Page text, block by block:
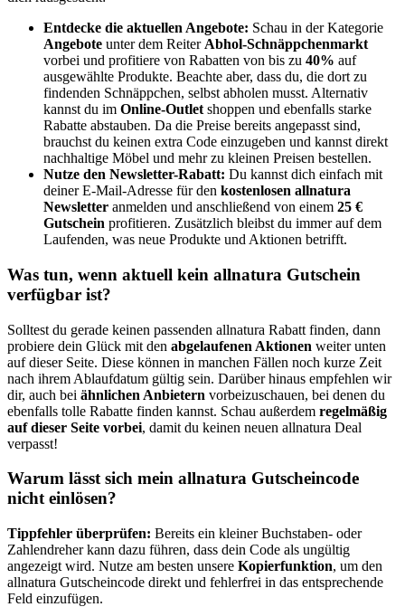
Entdecke die aktuellen Angebote: Schau in der Kategorie
Angebote unter dem Reiter Abhol-Schnäppchenmarkt
vorbei und profitiere von Rabatten von bis zu 40% auf
ausgewählte Produkte. Beachte aber, dass du, die dort zu
findenden Schnäppchen, selbst abholen musst. Alternativ
kannst du im Online-Outlet shoppen und ebenfalls starke
Rabatte abstauben. Da die Preise bereits angepasst sind,
brauchst du keinen extra Code einzugeben und kannst direkt
nachhaltige Möbel und mehr zu kleinen Preisen bestellen.
Nutze den Newsletter-Rabatt: Du kannst dich einfach mit
deiner E-Mail-Adresse für den kostenlosen allnatura
Newsletter anmelden und anschließend von einem 25 €
Gutschein profitieren. Zusätzlich bleibst du immer auf dem
Laufenden, was neue Produkte und Aktionen betrifft.
Was tun, wenn aktuell kein allnatura Gutschein
verfügbar ist?
Solltest du gerade keinen passenden allnatura Rabatt finden, dann
probiere dein Glück mit den abgelaufenen Aktionen weiter unten
auf dieser Seite. Diese können in manchen Fällen noch kurze Zeit
nach ihrem Ablaufdatum gültig sein. Darüber hinaus empfehlen wir
dir, auch bei ähnlichen Anbietern vorbeizuschauen, bei denen du
ebenfalls tolle Rabatte finden kannst. Schau außerdem regelmäßig
auf dieser Seite vorbei, damit du keinen neuen allnatura Deal
verpasst!
Warum lässt sich mein allnatura Gutscheincode
nicht einlösen?
Tippfehler überprüfen: Bereits ein kleiner Buchstaben- oder
Zahlendreher kann dazu führen, dass dein Code als ungültig
angezeigt wird. Nutze am besten unsere Kopierfunktion, um den
allnatura Gutscheincode direkt und fehlerfrei in das entsprechende
Feld einzufügen.